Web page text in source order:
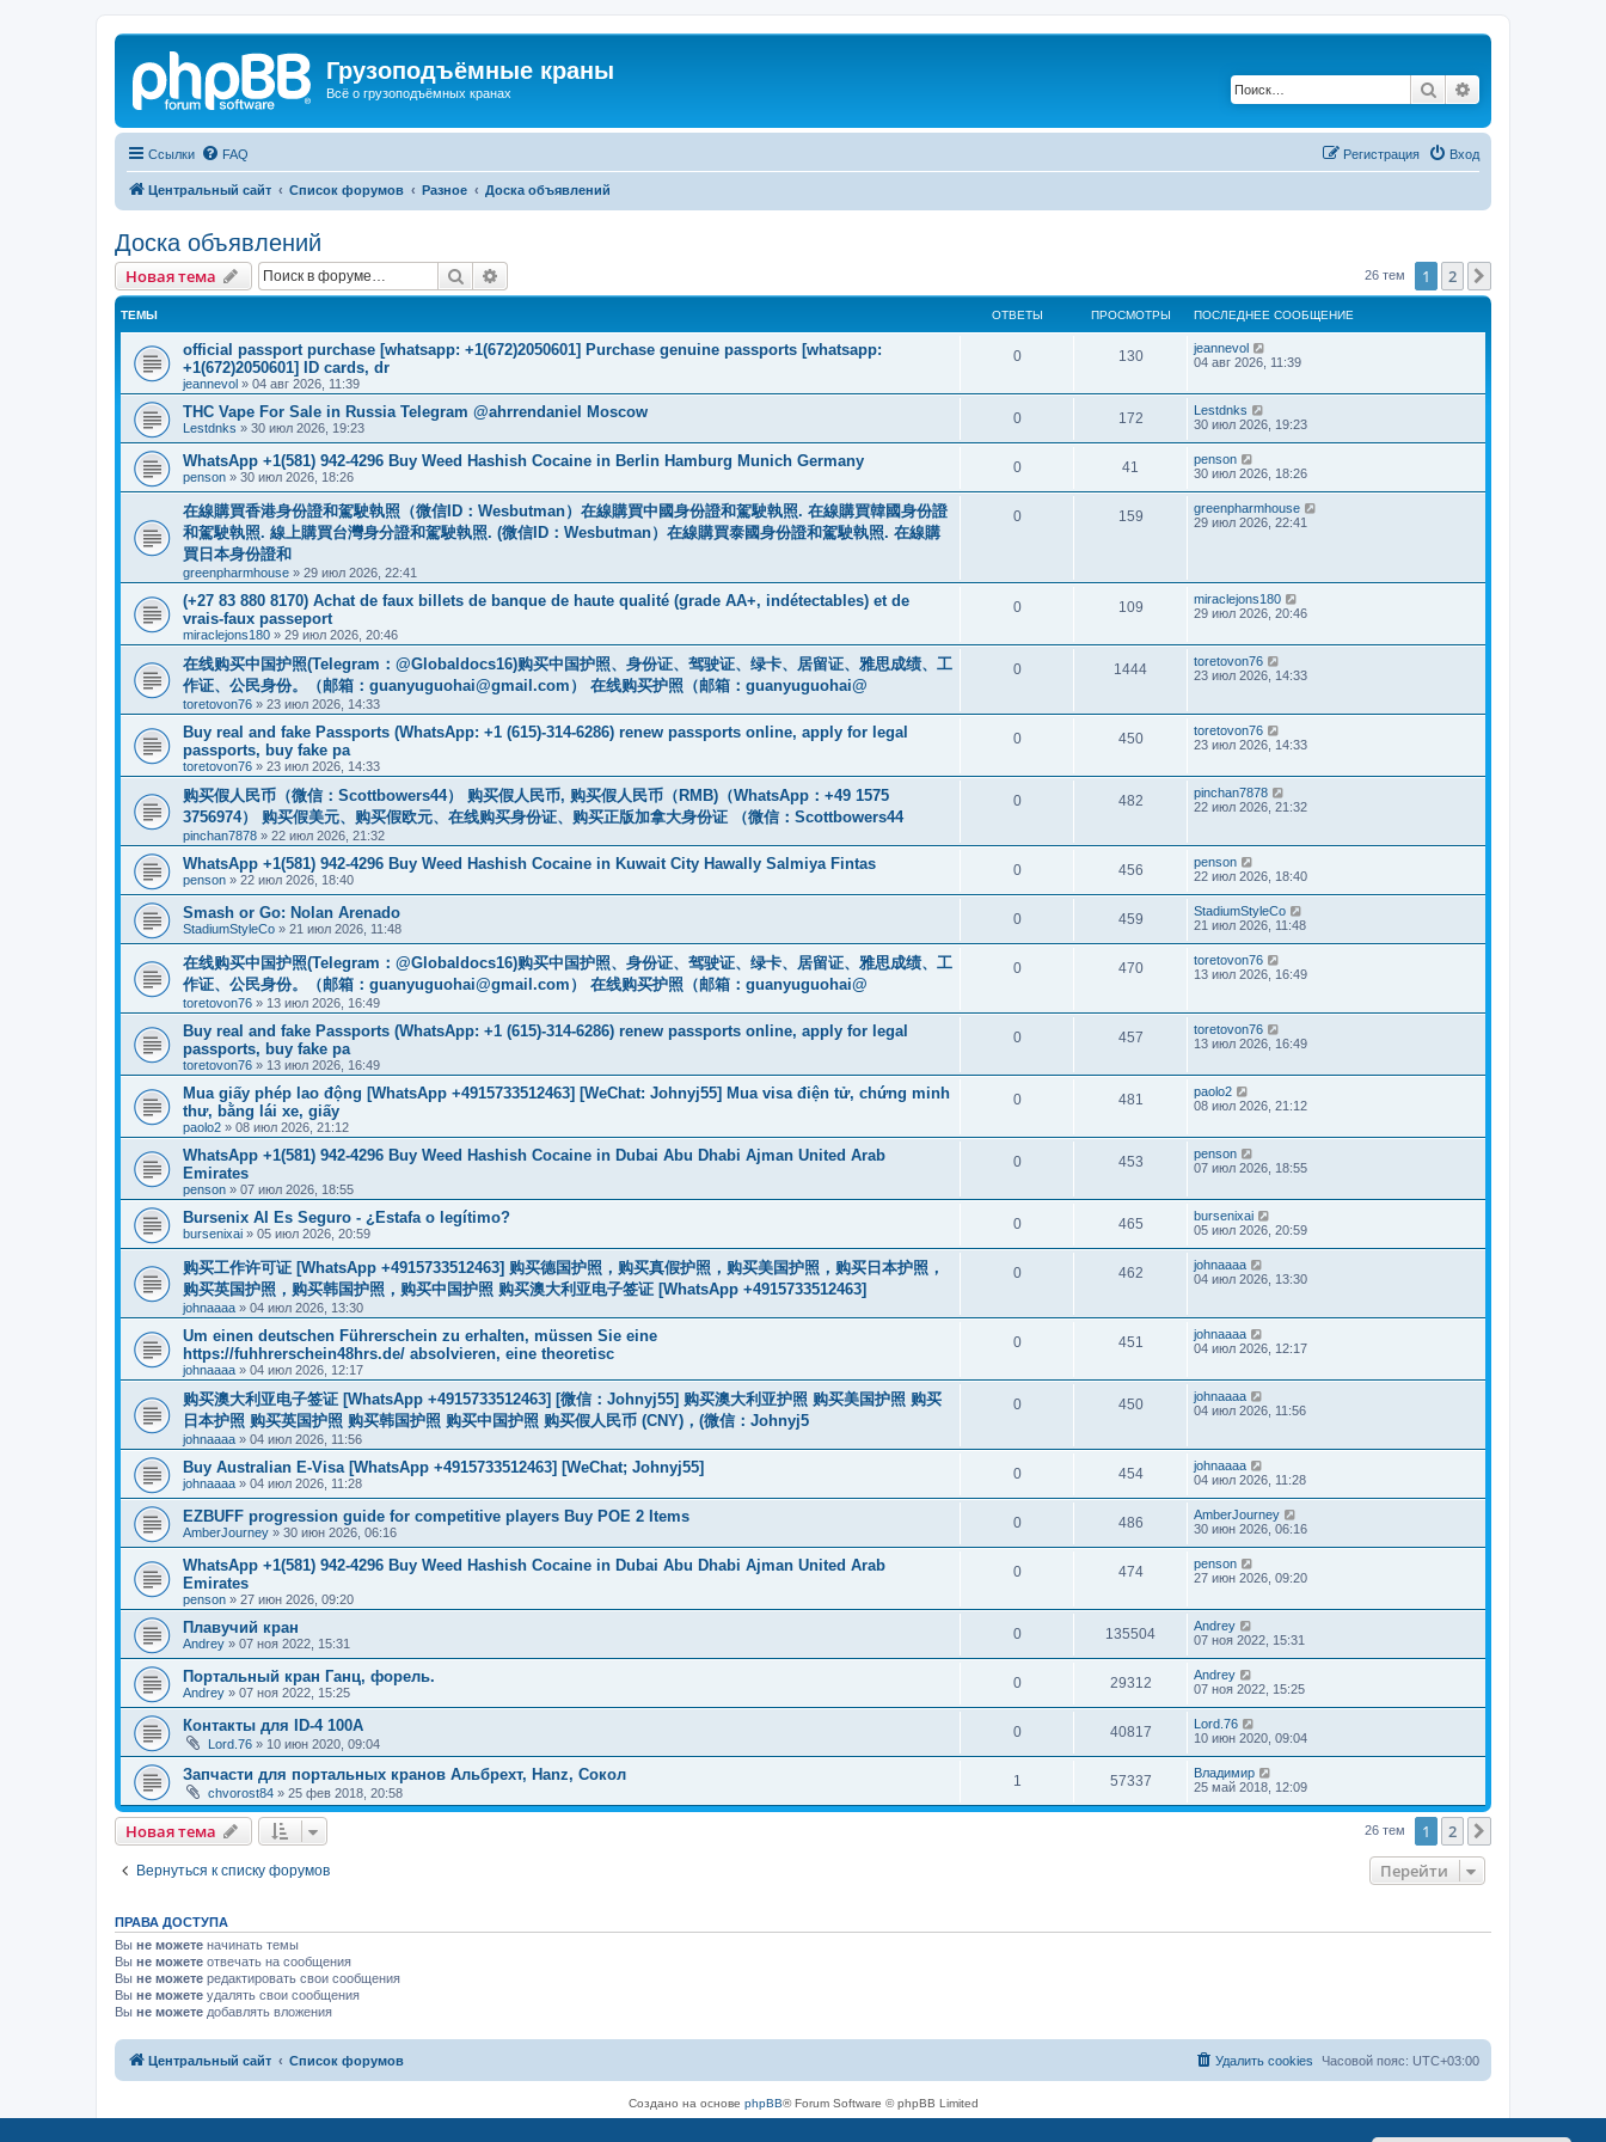
Грузоподъёмные краны
Всё о грузоподъёмных кранах Поиск
Ссылки FAQ Вход
Регистрация
Центральный сайт Список форумов Разное Доска объявлений
Доска объявлений
Новая тема Поиск 26 тем 1 2
ТЕМЫ ОТВЕТЫ ПРОСМОТРЫ ПОСЛЕДНЕЕ СООБЩЕНИЕ
official passport purchase [whatsapp: +1(672)2050601] Purchase genuine passports [whatsapp:
+1(672)2050601] ID cards, dr
jeannevol » 04 авг 2026, 11:39
0 130
jeannevol
04 авг 2026, 11:39
THC Vape For Sale in Russia Telegram @ahrrendaniel Moscow
Lestdnks » 30 июл 2026, 19:23
0 172
Lestdnks
30 июл 2026, 19:23
WhatsApp +1(581) 942-4296 Buy Weed Hashish Cocaine in Berlin Hamburg Munich Germany
penson » 30 июл 2026, 18:26
0 41
penson
30 июл 2026, 18:26
在線購買香港身份證和駕駛執照（微信ID：Wesbutman）在線購買中國身份證和駕駛執照. 在線購買韓國身份證
和駕駛執照. 線上購買台灣身分證和駕駛執照. (微信ID：Wesbutman）在線購買泰國身份證和駕駛執照. 在線購
買日本身份證和
greenpharmhouse » 29 июл 2026, 22:41
0 159
greenpharmhouse
29 июл 2026, 22:41
(+27 83 880 8170) Achat de faux billets de banque de haute qualité (grade AA+, indétectables) et de
vrais-faux passeport
miraclejons180 » 29 июл 2026, 20:46
0 109
miraclejons180
29 июл 2026, 20:46
在线购买中国护照(Telegram：@Globaldocs16)购买中国护照、身份证、驾驶证、绿卡、居留证、雅思成绩、工
作证、公民身份。（邮箱： guanyuguohai@gmail.com ） 在线购买护照（邮箱：guanyuguohai@
toretovon76 » 23 июл 2026, 14:33
0 1444
toretovon76
23 июл 2026, 14:33
Buy real and fake Passports (WhatsApp: +1 (615)-314-6286) renew passports online, apply for legal
passports, buy fake pa
toretovon76 » 23 июл 2026, 14:33
0 450
toretovon76
23 июл 2026, 14:33
购买假人民币（微信：Scottbowers44） 购买假人民币, 购买假人民币（RMB)（WhatsApp：+49 1575
3756974） 购买假美元、购买假欧元、在线购买身份证、购买正版加拿大身份证 （微信：Scottbowers44
pinchan7878 » 22 июл 2026, 21:32
0 482
pinchan7878
22 июл 2026, 21:32
WhatsApp +1(581) 942-4296 Buy Weed Hashish Cocaine in Kuwait City Hawally Salmiya Fintas
penson » 22 июл 2026, 18:40
0 456
penson
22 июл 2026, 18:40
Smash or Go: Nolan Arenado
StadiumStyleCo » 21 июл 2026, 11:48
0 459
StadiumStyleCo
21 июл 2026, 11:48
在线购买中国护照(Telegram：@Globaldocs16)购买中国护照、身份证、驾驶证、绿卡、居留证、雅思成绩、工
作证、公民身份。（邮箱： guanyuguohai@gmail.com ） 在线购买护照（邮箱：guanyuguohai@
toretovon76 » 13 июл 2026, 16:49
0 470
toretovon76
13 июл 2026, 16:49
Buy real and fake Passports (WhatsApp: +1 (615)-314-6286) renew passports online, apply for legal
passports, buy fake pa
toretovon76 » 13 июл 2026, 16:49
0 457
toretovon76
13 июл 2026, 16:49
Mua giấy phép lao động [WhatsApp +4915733512463] [WeChat: Johnyj55] Mua visa điện tử, chứng minh
thư, bằng lái xe, giấy
paolo2 » 08 июл 2026, 21:12
0 481
paolo2
08 июл 2026, 21:12
WhatsApp +1(581) 942-4296 Buy Weed Hashish Cocaine in Dubai Abu Dhabi Ajman United Arab
Emirates
penson » 07 июл 2026, 18:55
0 453
penson
07 июл 2026, 18:55
Bursenix AI Es Seguro - ¿Estafa o legítimo?
bursenixai » 05 июл 2026, 20:59
0 465
bursenixai
05 июл 2026, 20:59
购买工作许可证 [WhatsApp +4915733512463] 购买德国护照，购买真假护照，购买美国护照，购买日本护照，
购买英国护照，购买韩国护照，购买中国护照 购买澳大利亚电子签证 [WhatsApp +4915733512463]
johnaaaa » 04 июл 2026, 13:30
0 462
johnaaaa
04 июл 2026, 13:30
Um einen deutschen Führerschein zu erhalten, müssen Sie eine
https://fuhhrerschein48hrs.de/ absolvieren, eine theoretisc
johnaaaa » 04 июл 2026, 12:17
0 451
johnaaaa
04 июл 2026, 12:17
购买澳大利亚电子签证 [WhatsApp +4915733512463] [微信：Johnyj55] 购买澳大利亚护照 购买美国护照 购买
日本护照 购买英国护照 购买韩国护照 购买中国护照 购买假人民币 (CNY)，(微信：Johnyj5
johnaaaa » 04 июл 2026, 11:56
0 450
johnaaaa
04 июл 2026, 11:56
Buy Australian E-Visa [WhatsApp +4915733512463] [WeChat; Johnyj55]
johnaaaa » 04 июл 2026, 11:28
0 454
johnaaaa
04 июл 2026, 11:28
EZBUFF progression guide for competitive players Buy POE 2 Items
AmberJourney » 30 июн 2026, 06:16
0 486
AmberJourney
30 июн 2026, 06:16
WhatsApp +1(581) 942-4296 Buy Weed Hashish Cocaine in Dubai Abu Dhabi Ajman United Arab
Emirates
penson » 27 июн 2026, 09:20
0 474
penson
27 июн 2026, 09:20
Плавучий кран
Andrey » 07 ноя 2022, 15:31
0 135504
Andrey
07 ноя 2022, 15:31
Портальный кран Ганц, форель.
Andrey » 07 ноя 2022, 15:25
0 29312
Andrey
07 ноя 2022, 15:25
Контакты для ID-4 100A
Lord.76 » 10 июн 2020, 09:04
0 40817
Lord.76
10 июн 2020, 09:04
Запчасти для портальных кранов Альбрехт, Hanz, Сокол
chvorost84 » 25 фев 2018, 20:58
1 57337
Владимир
25 май 2018, 12:09
Новая тема 26 тем 1 2
Вернуться к списку форумов Перейти
ПРАВА ДОСТУПА
Вы не можете начинать темы
Вы не можете отвечать на сообщения
Вы не можете редактировать свои сообщения
Вы не можете удалять свои сообщения
Вы не можете добавлять вложения
Центральный сайт Список форумов Часовой пояс: UTC+03:00
Удалить cookies
Создано на основе phpBB® Forum Software © phpBB Limited